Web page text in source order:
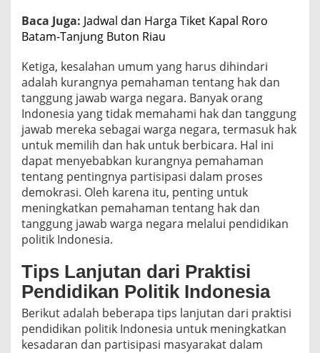
Baca Juga: Jadwal dan Harga Tiket Kapal Roro
Batam-Tanjung Buton Riau
Ketiga, kesalahan umum yang harus dihindari
adalah kurangnya pemahaman tentang hak dan
tanggung jawab warga negara. Banyak orang
Indonesia yang tidak memahami hak dan tanggung
jawab mereka sebagai warga negara, termasuk hak
untuk memilih dan hak untuk berbicara. Hal ini
dapat menyebabkan kurangnya pemahaman
tentang pentingnya partisipasi dalam proses
demokrasi. Oleh karena itu, penting untuk
meningkatkan pemahaman tentang hak dan
tanggung jawab warga negara melalui pendidikan
politik Indonesia.
Tips Lanjutan dari Praktisi
Pendidikan Politik Indonesia
Berikut adalah beberapa tips lanjutan dari praktisi
pendidikan politik Indonesia untuk meningkatkan
kesadaran dan partisipasi masyarakat dalam